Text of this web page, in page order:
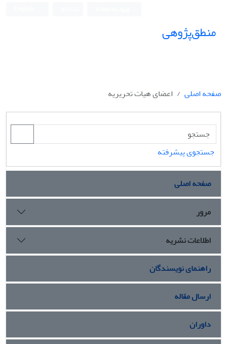
منطق‌پژوهی
صفحه اصلی اعضای هیات تحریریه
جستجوی پیشرفته
صفحه اصلی
مرور
اطلاعات نشریه
راهنمای نویسندگان
ارسال مقاله
داوران